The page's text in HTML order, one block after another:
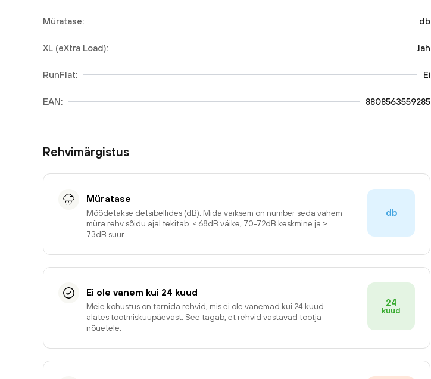
Müratase: db
XL (eXtra Load): Jah
RunFlat: Ei
EAN: 8808563559285
Rehvimärgistus
Müratase
Mõõdetakse detsibellides (dB). Mida väiksem on number seda vähem
müra rehv sõidu ajal tekitab. ≤ 68dB väike, 70-72dB keskmine ja ≥
73dB suur.
db
Ei ole vanem kui 24 kuud
Meie kohustus on tarnida rehvid, mis ei ole vanemad kui 24 kuud
alates tootmiskuupäevast. See tagab, et rehvid vastavad tootja
nõuetele.
24
kuud